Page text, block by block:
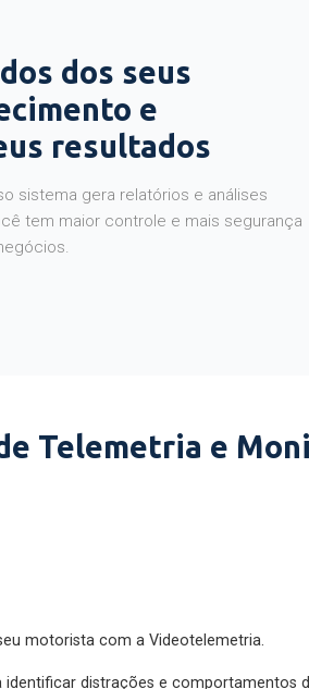
dos seus
e
resultados
sistema gera relatórios e análises
tem maior controle e mais segurança
Telemetria e
motorista com a Videotelemetria.
identificar distrações e comportamentos